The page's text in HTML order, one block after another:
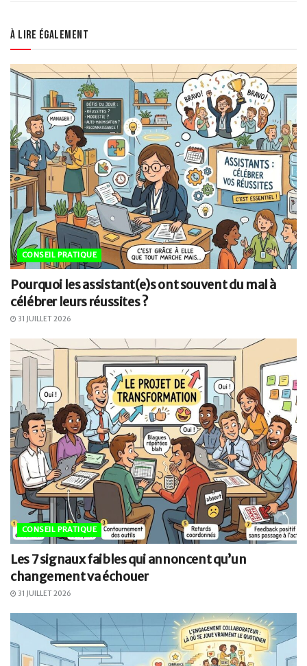
À lire également
CONSEIL PRATIQUE
Pourquoi les assistant(e)s ont souvent du mal à
célébrer leurs réussites ?
31 JUILLET 2026
CONSEIL PRATIQUE
Les 7 signaux faibles qui annoncent qu’un
changement va échouer
31 JUILLET 2026